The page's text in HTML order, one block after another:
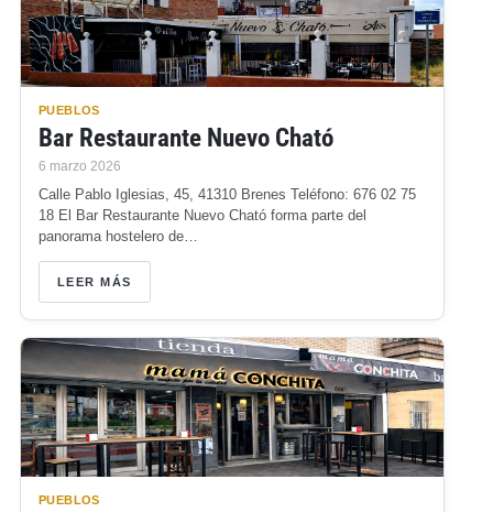
PUEBLOS
Bar Restaurante Nuevo Cható
6 marzo 2026
Calle Pablo Iglesias, 45, 41310 Brenes Teléfono: 676 02 75
18 El Bar Restaurante Nuevo Cható forma parte del
panorama hostelero de…
LEER MÁS
PUEBLOS